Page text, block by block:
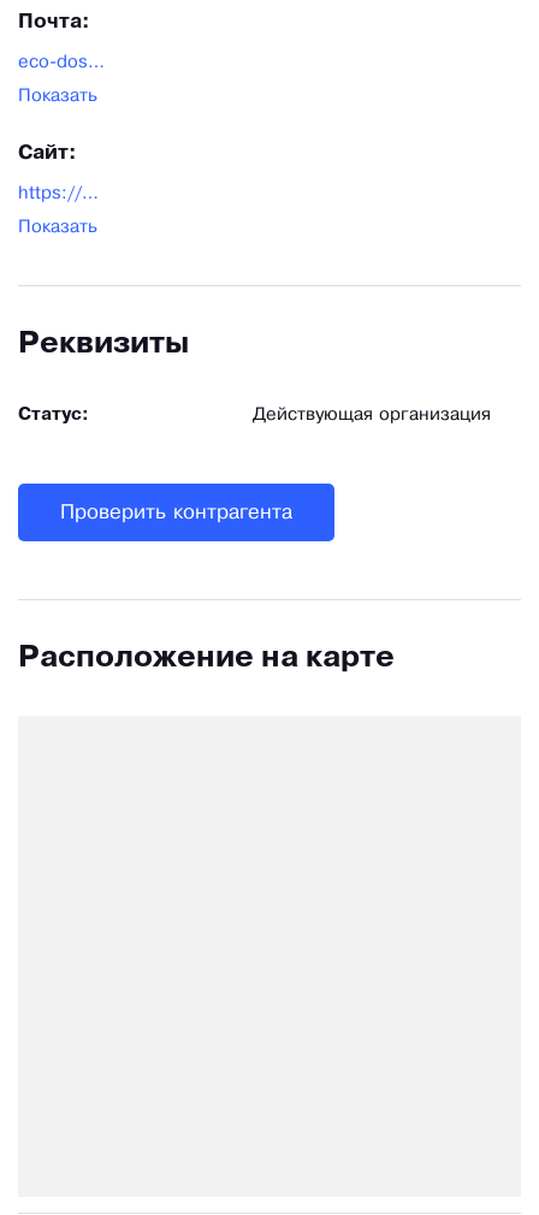
Почта:
eco-dostavka24@bk.ru
Показать
Сайт:
https://eco-dostavka24.ru/
Показать
Реквизиты
Статус: Действующая организация
Проверить контрагента
Расположение на карте